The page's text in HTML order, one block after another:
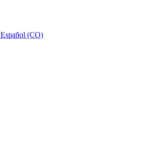
Español (CO)